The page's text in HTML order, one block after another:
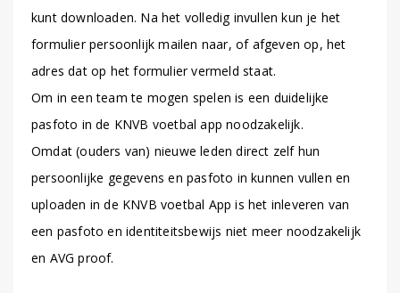
kunt downloaden. Na het volledig invullen kun je het
formulier persoonlijk mailen naar, of afgeven op, het
adres dat op het formulier vermeld staat.
Om in een team te mogen spelen is een duidelijke
pasfoto in de KNVB voetbal app noodzakelijk.
Omdat (ouders van) nieuwe leden direct zelf hun
persoonlijke gegevens en pasfoto in kunnen vullen en
uploaden in de KNVB voetbal App is het inleveren van
een pasfoto en identiteitsbewijs niet meer noodzakelijk
en AVG proof.